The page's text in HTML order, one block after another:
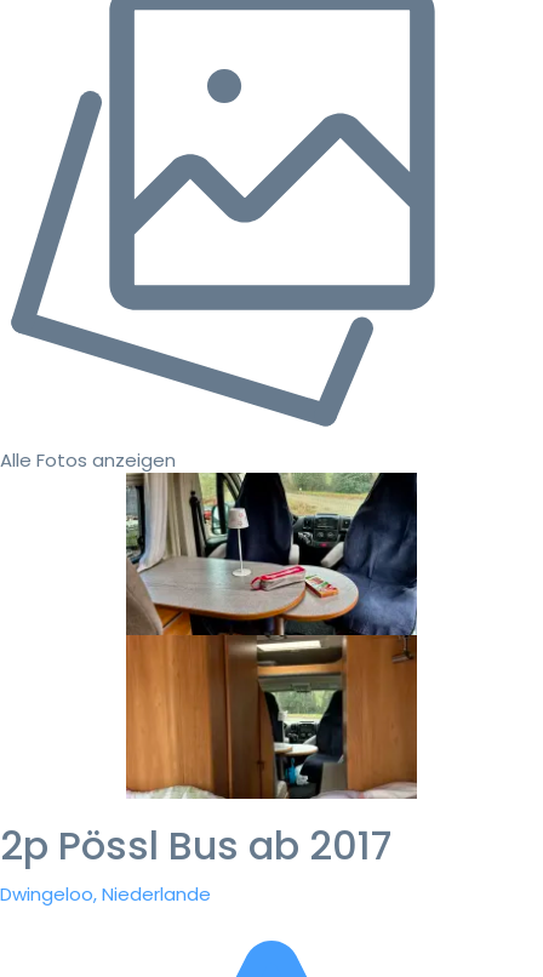
Alle Fotos anzeigen
2p Pössl Bus ab 2017
Dwingeloo, Niederlande